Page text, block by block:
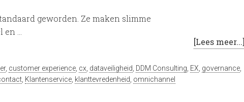
geworden. Ze maken slimme
…
[Lees meer...]
, customer experience cx dataveiligheid DDM Consulting EX governance
Klantenservice klanttevredenheid omnichannel